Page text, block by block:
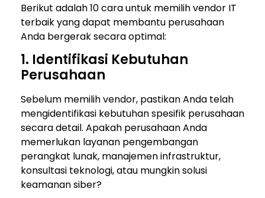
Berikut adalah 10 cara untuk memilih vendor IT
terbaik yang dapat membantu perusahaan
Anda bergerak secara optimal:
1. Identifikasi Kebutuhan
Perusahaan
Sebelum memilih vendor, pastikan Anda telah
mengidentifikasi kebutuhan spesifik perusahaan
secara detail. Apakah perusahaan Anda
memerlukan layanan pengembangan
perangkat lunak, manajemen infrastruktur,
konsultasi teknologi, atau mungkin solusi
keamanan siber?